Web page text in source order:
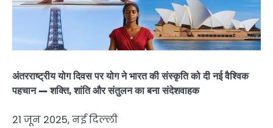
अंतरराष्ट्रीय योग दिवस पर योग ने भारत की संस्कृति को दी नई वैश्विक
पहचान — शक्ति, शांति और संतुलन का बना संदेशवाहक
21 जून 2025, नई दिल्ली